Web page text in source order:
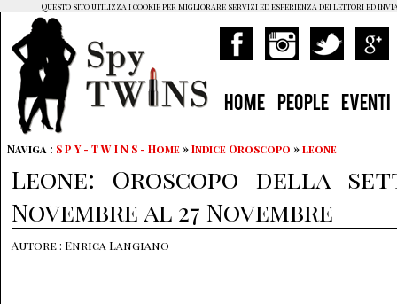
HOME PEOPLE EVENTI
Naviga : S P Y - T W I N S - Home »Indice Oroscopo »leone
Leone: Oroscopo della
Novembre al 27 Novembre
Autore : Enrica Langiano
Questo sito utilizza i cookie per migliorare servizi ed esperienza dei lettori ed